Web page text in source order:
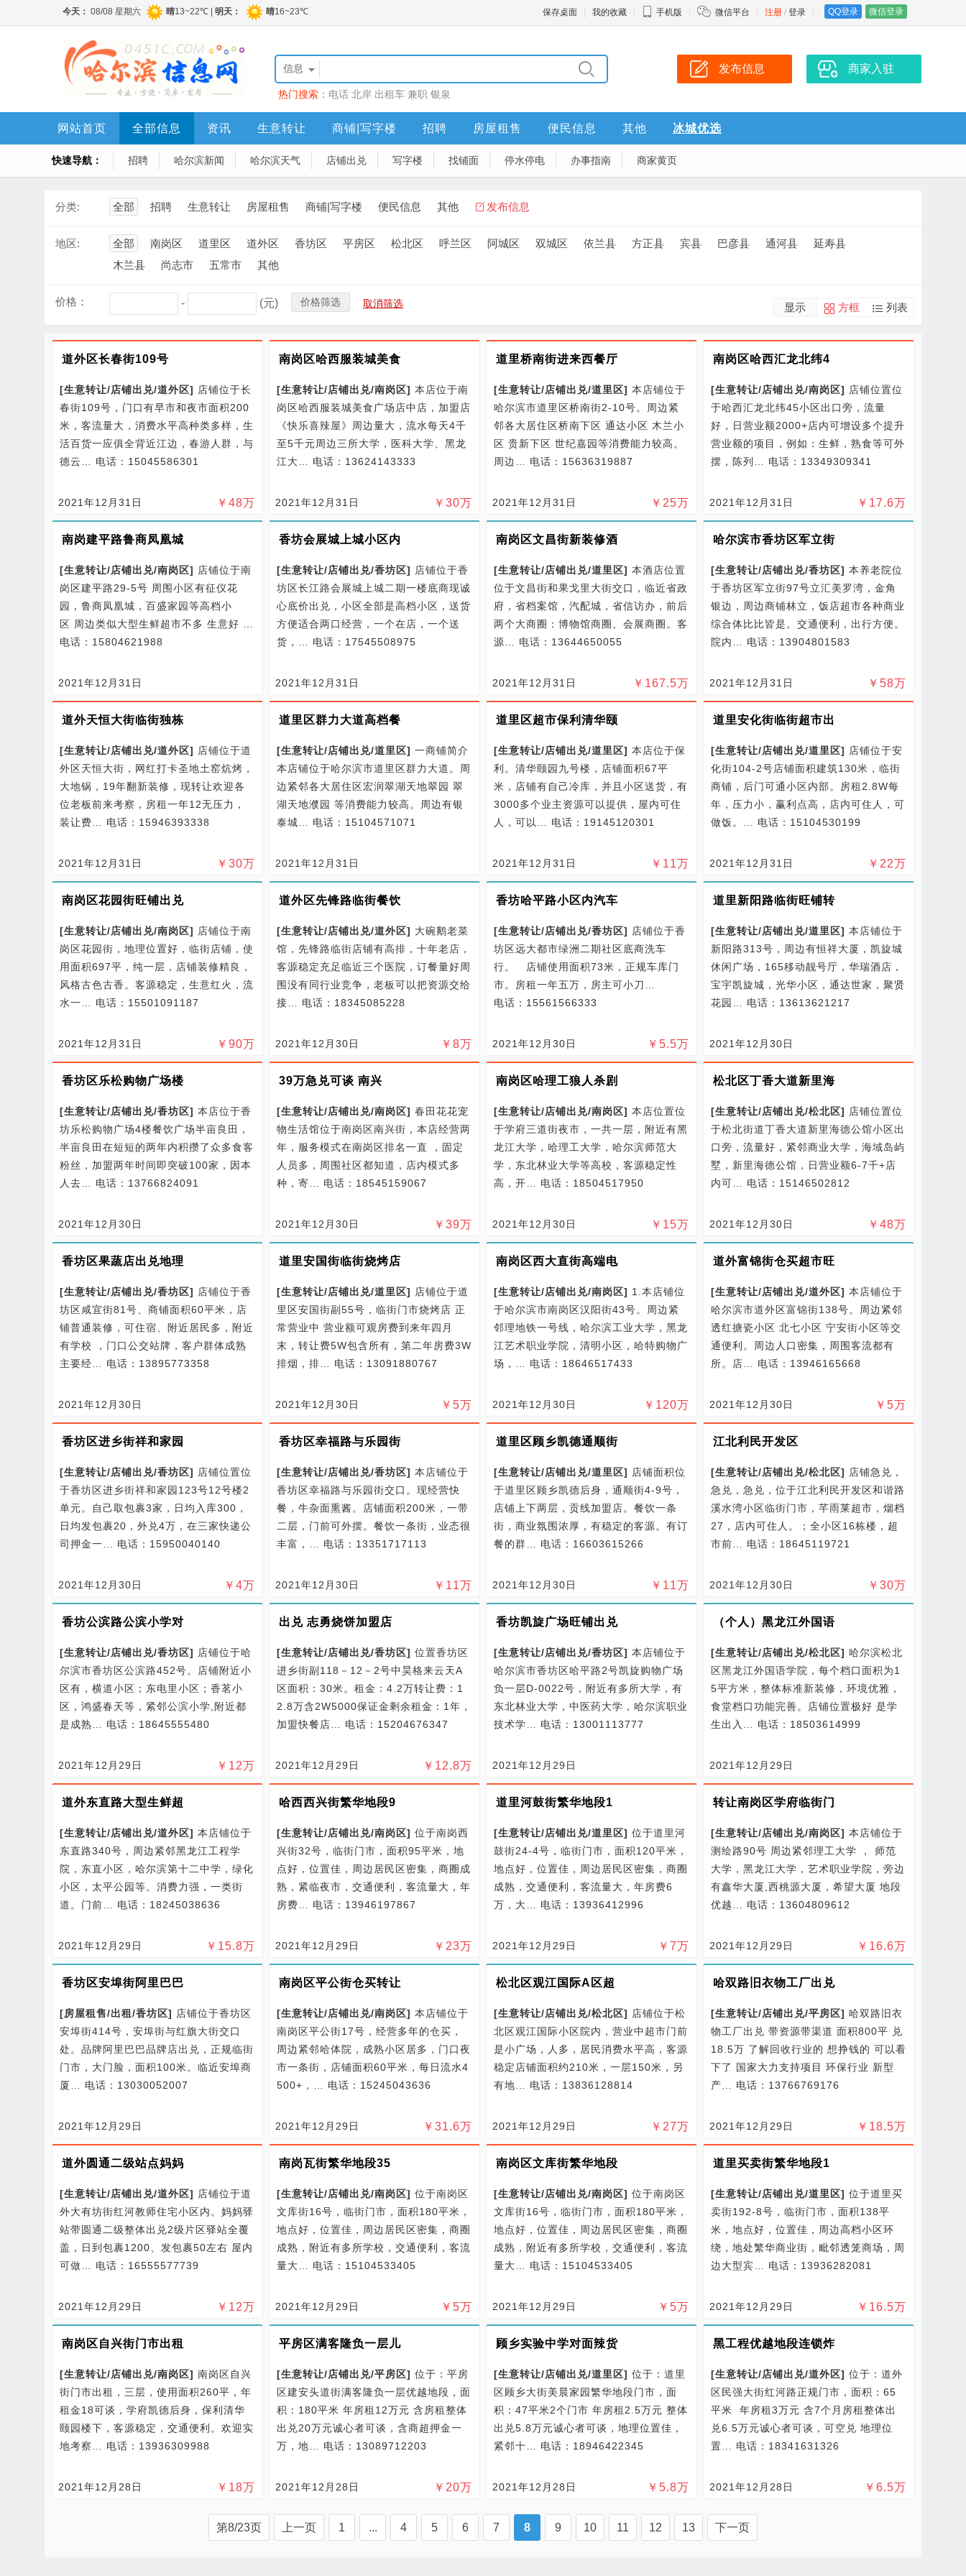
注册 / 登录 QQ登录 微信登录
保存桌面 我的收藏 手机版 微信平台
信息
热门搜索： 电话 北岸 出租车 兼职 银泉
发布信息 商家入驻
网站首页 全部信息 资讯 生意转让 商铺|写字楼 招聘 房屋租售 便民信息 其他 冰城优选
快速导航： 招聘 哈尔滨新闻 哈尔滨天气 店铺出兑 写字楼 找铺面 停水停电 办事指南 商家黄页
分类: 全部 招聘 生意转让 房屋租售 商铺|写字楼 便民信息 其他 发布信息
地区: 全部 南岗区 道里区 道外区 香坊区 平房区 松北区 呼兰区 阿城区 双城区 依兰县 方正县 宾县 巴彦县 通河县
延寿县
木兰县
尚志市 五常市 其他
价格： - (元) 价格筛选 取消筛选 显示 方框 列表
道外区长春街109号
[生意转让/店铺出兑/道外区] 店铺位于长
春街109号，门口有早市和夜市面积200
米，客流量大，消费水平高种类多样，生
活百货一应俱全背近江边，春游人群，与
德云… 电话：15045586301
￥ 48万
2021年12月31日
南岗区哈西服装城美食
[生意转让/店铺出兑/南岗区] 本店位于南
岗区哈西服装城美食广场店中店，加盟店
《快乐喜辣屋》周边量大，流水每天4千
至5千元周边三所大学，医科大学、黑龙
江大… 电话：13624143333
￥ 30万
2021年12月31日
道里桥南街进来西餐厅
[生意转让/店铺出兑/道里区] 本店铺位于
哈尔滨市道里区桥南街2-10号。周边紧
邻各大居住区桥南下区 通达小区 木兰小
区 贵新下区 世纪嘉园等消费能力较高。
周边… 电话：15636319887
￥ 25万
2021年12月31日
南岗区哈西汇龙北纬4
[生意转让/店铺出兑/南岗区] 店铺位置位
于哈西汇龙北纬45小区出口旁，流量
好，日营业额2000+店内可增设多个提升
营业额的项目，例如：生鲜，熟食等可外
摆，陈列… 电话：13349309341
￥ 17.6万
2021年12月31日
南岗建平路鲁商凤凰城
[生意转让/店铺出兑/南岗区] 店铺位于南
岗区建平路29-5号 周围小区有征仪花
园，鲁商凤凰城，百盛家园等高档小
区 周边类似大型生鲜超市不多 生意好 …
电话：15804621988
2021年12月31日
香坊会展城上城小区内
[生意转让/店铺出兑/香坊区] 店铺位于香
坊区长江路会展城上城二期一楼底商现诚
心底价出兑，小区全部是高档小区，送货
方便适合两口经营，一个在店，一个送
货，… 电话：17545508975
2021年12月31日
南岗区文昌街新装修酒
[生意转让/店铺出兑/道里区] 本酒店位置
位于文昌街和果戈里大街交口，临近省政
府，省档案馆，汽配城，省信访办，前后
两个大商圈：博物馆商圈、会展商圈。客
源… 电话：13644650055
￥ 167.5万
2021年12月31日
哈尔滨市香坊区军立街
[生意转让/店铺出兑/香坊区] 本养老院位
于香坊区军立街97号立汇美罗湾，金角
银边，周边商铺林立，饭店超市各种商业
综合体比比皆是。交通便利，出行方便。
院内… 电话：13904801583
￥ 58万
2021年12月31日
道外天恒大街临街独栋
[生意转让/店铺出兑/道外区] 店铺位于道
外区天恒大街，网红打卡圣地土窑炕烤，
大地锅，19年翻新装修，现转让欢迎各
位老板前来考察，房租一年12无压力，
装让费… 电话：15946393338
￥ 30万
2021年12月31日
道里区群力大道高档餐
[生意转让/店铺出兑/道里区] 一商铺简介
本店铺位于哈尔滨市道里区群力大道。周
边紧邻各大居住区宏润翠湖天地翠园 翠
湖天地濮园 等消费能力较高。周边有银
泰城… 电话：15104571071
2021年12月31日
道里区超市保利清华颐
[生意转让/店铺出兑/道里区] 本店位于保
利。清华颐园九号楼，店铺面积67平
米，店铺有自己冷库，并且小区送货，有
3000多个业主资源可以提供，屋内可住
人，可以… 电话：19145120301
￥ 11万
2021年12月31日
道里安化街临街超市出
[生意转让/店铺出兑/道里区] 店铺位于安
化街104-2号店铺面积建筑130米，临街
商铺，后门可通小区内部。房租2.8W每
年，压力小，赢利点高，店内可住人，可
做饭。… 电话：15104530199
￥ 22万
2021年12月31日
南岗区花园街旺铺出兑
[生意转让/店铺出兑/南岗区] 店铺位于南
岗区花园街，地理位置好，临街店铺，使
用面积697平，纯一层，店铺装修精良，
风格古色古香。客源稳定，生意红火，流
水一… 电话：15501091187
￥ 90万
2021年12月31日
道外区先锋路临街餐饮
[生意转让/店铺出兑/道外区] 大碗鹅老菜
馆，先锋路临街店铺有高排，十年老店，
客源稳定充足临近三个医院，订餐量好周
围没有同行业竞争，老板可以把资源交给
接… 电话：18345085228
￥ 8万
2021年12月30日
香坊哈平路小区内汽车
[生意转让/店铺出兑/香坊区] 店铺位于香
坊区远大都市绿洲二期社区底商洗车
行。 店铺使用面积73米，正规车库门
市。房租一年五万，房主可小刀…
电话：15561566333
￥ 5.5万
2021年12月30日
道里新阳路临街旺铺转
[生意转让/店铺出兑/道里区] 本店铺位于
新阳路313号，周边有恒祥大厦，凯旋城
休闲广场，165移动靓号厅，华瑞酒店，
宝宇凯旋城，光华小区，通达世家，聚贤
花园… 电话：13613621217
2021年12月30日
香坊区乐松购物广场楼
[生意转让/店铺出兑/香坊区] 本店位于香
坊乐松购物广场4楼餐饮广场半亩良田，
半亩良田在短短的两年内积攒了众多食客
粉丝，加盟两年时间即突破100家，因本
人去… 电话：13766824091
2021年12月30日
39万急兑可谈 南兴
[生意转让/店铺出兑/南岗区] 春田花花宠
物生活馆位于南岗区南兴街，本店经营两
年，服务模式在南岗区排名一直 ，固定
人员多，周围社区都知道，店内模式多
种，寄… 电话：18545159067
￥ 39万
2021年12月30日
南岗区哈理工狼人杀剧
[生意转让/店铺出兑/南岗区] 本店位置位
于学府三道街夜市，一共一层，附近有黑
龙江大学，哈理工大学，哈尔滨师范大
学，东北林业大学等高校，客源稳定性
高，开… 电话：18504517950
￥ 15万
2021年12月30日
松北区丁香大道新里海
[生意转让/店铺出兑/松北区] 店铺位置位
于松北街道丁香大道新里海德公馆小区出
口旁，流量好，紧邻商业大学，海域岛屿
墅，新里海德公馆，日营业额6-7千+店
内可… 电话：15146502812
￥ 48万
2021年12月30日
香坊区果蔬店出兑地理
[生意转让/店铺出兑/香坊区] 店铺位于香
坊区咸宜街81号、商铺面积60平米，店
铺普通装修，可住宿、附近居民多，附近
有学校 ，门口公交站牌，客户群体成熟
主要经… 电话：13895773358
2021年12月30日
道里安国街临街烧烤店
[生意转让/店铺出兑/道里区] 店铺位于道
里区安国街副55号，临街门市烧烤店 正
常营业中 营业额可观房费到来年四月
末，转让费5W包含所有，第二年房费3W
排烟，排… 电话：13091880767
￥ 5万
2021年12月30日
南岗区西大直街高端电
[生意转让/店铺出兑/南岗区] 1.本店铺位
于哈尔滨市南岗区汉阳街43号。周边紧
邻理地铁一号线，哈尔滨工业大学，黑龙
江艺术职业学院，清明小区，哈特购物广
场，… 电话：18646517433
￥ 120万
2021年12月30日
道外富锦街仓买超市旺
[生意转让/店铺出兑/道外区] 本店铺位于
哈尔滨市道外区富锦街138号。周边紧邻
透红搪瓷小区 北七小区 宁安街小区等交
通便利。周边人口密集，周围客流都有
所。店… 电话：13946165668
￥ 5万
2021年12月30日
香坊区进乡街祥和家园
[生意转让/店铺出兑/香坊区] 店铺位置位
于香坊区进乡街祥和家园123号12号楼2
单元。自己取包裹3家，日均入库300，
日均发包裹20，外兑4万，在三家快递公
司押金一… 电话：15950040140
￥ 4万
2021年12月30日
香坊区幸福路与乐园街
[生意转让/店铺出兑/香坊区] 本店铺位于
香坊区幸福路与乐园街交口。现经营快
餐，牛杂面熏酱。店铺面积200米，一带
二层，门前可外摆。餐饮一条街，业态很
丰富，… 电话：13351717113
￥ 11万
2021年12月30日
道里区顾乡凯德通顺街
[生意转让/店铺出兑/道里区] 店铺面积位
于道里区顾乡凯德后身，通顺街4-9号，
店铺上下两层，贡线加盟店。餐饮一条
街，商业氛围浓厚，有稳定的客源。有订
餐的群… 电话：16603615266
￥ 11万
2021年12月30日
江北利民开发区
[生意转让/店铺出兑/松北区] 店铺急兑，
急兑，急兑，位于江北利民开发区和谐路
溪水湾小区临街门市，芊雨莱超市，烟档
27，店内可住人。；全小区16栋楼，超
市前… 电话：18645119721
￥ 30万
2021年12月30日
香坊公滨路公滨小学对
[生意转让/店铺出兑/香坊区] 店铺位于哈
尔滨市香坊区公滨路452号。店铺附近小
区有，横道小区；东电里小区；香茗小
区，鸿盛春天等，紧邻公滨小学,附近都
是成熟… 电话：18645555480
￥ 12万
2021年12月29日
出兑 志勇烧饼加盟店
[生意转让/店铺出兑/香坊区] 位置香坊区
进乡街副118－12－2号中昊格来云天A
区面积：30米。租金：4.2万转让费：1
2.8万含2W5000保证金剩余租金：1年，
加盟快餐店… 电话：15204676347
￥ 12.8万
2021年12月29日
香坊凯旋广场旺铺出兑
[生意转让/店铺出兑/香坊区] 本店铺位于
哈尔滨市香坊区哈平路2号凯旋购物广场
负一层D-0022号，附近有多所大学，有
东北林业大学，中医药大学，哈尔滨职业
技术学… 电话：13001113777
2021年12月29日
（个人）黑龙江外国语
[生意转让/店铺出兑/松北区] 哈尔滨松北
区黑龙江外国语学院，每个档口面积为1
5平方米，整体标准新装修，环境优雅，
食堂档口功能完善。店铺位置极好 是学
生出入… 电话：18503614999
2021年12月29日
道外东直路大型生鲜超
[生意转让/店铺出兑/道外区] 本店铺位于
东直路340号，周边紧邻黑龙江工程学
院，东直小区，哈尔滨第十二中学，绿化
小区，太平公园等。消费力强，一类街
道。门前… 电话：18245038636
￥ 15.8万
2021年12月29日
哈西西兴街繁华地段9
[生意转让/店铺出兑/南岗区] 位于南岗西
兴街32号，临街门市，面积95平米，地
点好，位置佳，周边居民区密集，商圈成
熟，紧临夜市，交通便利，客流量大，年
房费… 电话：13946197867
￥ 23万
2021年12月29日
道里河鼓街繁华地段1
[生意转让/店铺出兑/道里区] 位于道里河
鼓街24-4号，临街门市，面积120平米，
地点好，位置佳，周边居民区密集，商圈
成熟，交通便利，客流量大，年房费6
万，大… 电话：13936412996
￥ 7万
2021年12月29日
转让南岗区学府临街门
[生意转让/店铺出兑/南岗区] 本店铺位于
测绘路90号 周边紧邻理工大学 ， 师范
大学，黑龙江大学，艺术职业学院，旁边
有鑫华大厦,西桃源大厦，希望大厦 地段
优越… 电话：13604809612
￥ 16.6万
2021年12月29日
香坊区安埠街阿里巴巴
[房屋租售/出租/香坊区] 店铺位于香坊区
安埠街414号，安埠街与红旗大街交口
处。品牌阿里巴巴品牌店出兑，正规临街
门市，大门脸，面积100米。临近安埠商
厦… 电话：13030052007
2021年12月29日
南岗区平公街仓买转让
[生意转让/店铺出兑/南岗区] 本店铺位于
南岗区平公街17号，经营多年的仓买，
周边紧邻哈体院，成熟小区居多，门口夜
市一条街，店铺面积60平米，每日流水4
500+，… 电话：15245043636
￥ 31.6万
2021年12月29日
松北区观江国际A区超
[生意转让/店铺出兑/松北区] 店铺位于松
北区观江国际小区院内，营业中超市门前
是小广场，人多，居民消费水平高，客源
稳定店铺面积约210米，一层150米，另
有地… 电话：13836128814
￥ 27万
2021年12月29日
哈双路旧衣物工厂出兑
[生意转让/店铺出兑/平房区] 哈双路旧衣
物工厂出兑 带资源带渠道 面积800平 兑
18.5万 了解回收行业的 想挣钱的 可以看
下了 国家大力支持项目 环保行业 新型
产… 电话：13766769176
￥ 18.5万
2021年12月29日
道外圆通二级站点妈妈
[生意转让/店铺出兑/道外区] 店铺位于道
外大有坊街红河教师住宅小区内。妈妈驿
站带圆通二级整体出兑2级片区驿站全覆
盖，日到包裹1200、发包裹50左右 屋内
可做… 电话：16555577739
￥ 12万
2021年12月29日
南岗瓦街繁华地段35
[生意转让/店铺出兑/南岗区] 位于南岗区
文库街16号，临街门市，面积180平米，
地点好，位置佳，周边居民区密集，商圈
成熟，附近有多所学校，交通便利，客流
量大… 电话：15104533405
￥ 5万
2021年12月29日
南岗区文库街繁华地段
[生意转让/店铺出兑/南岗区] 位于南岗区
文库街16号，临街门市，面积180平米，
地点好，位置佳，周边居民区密集，商圈
成熟，附近有多所学校，交通便利，客流
量大… 电话：15104533405
￥ 5万
2021年12月29日
道里买卖街繁华地段1
[生意转让/店铺出兑/道里区] 位于道里买
卖街192-8号，临街门市，面积138平
米，地点好，位置佳，周边高档小区环
绕，地处繁华商业街，毗邻透笼商场，周
边大型宾… 电话：13936282081
￥ 16.5万
2021年12月29日
南岗区自兴街门市出租
[生意转让/店铺出兑/南岗区] 南岗区自兴
街门市出租，三层，使用面积260平，年
租金18可谈，学府凯德后身，保利清华
颐园楼下，客源稳定，交通便利。欢迎实
地考察… 电话：13936309988
￥ 18万
2021年12月28日
平房区满客隆负一层儿
[生意转让/店铺出兑/平房区] 位于：平房
区建安头道街满客隆负一层优越地段，面
积：180平米 年房租12万元 含房租整体
出兑20万元诚心者可谈，含商超押金一
万，地… 电话：13089712203
￥ 20万
2021年12月28日
顾乡实验中学对面辣货
[生意转让/店铺出兑/道里区] 位于：道里
区顾乡大街美晨家园繁华地段门市，面
积：47平米2个门市 年房租2.5万元 整体
出兑5.8万元诚心者可谈，地理位置佳，
紧邻十… 电话：18946422345
￥ 5.8万
2021年12月28日
黑工程优越地段连锁炸
[生意转让/店铺出兑/道外区] 位于：道外
区民强大街红河路正规门市，面积：65
平米 年房租3万元 含7个月房租整体出
兑6.5万元诚心者可谈，可空兑 地理位
置… 电话：18341631326
￥ 6.5万
2021年12月28日
第8/23页 上一页 1 ... 4 5 6 7 8 9 10 11 12 13 下一页